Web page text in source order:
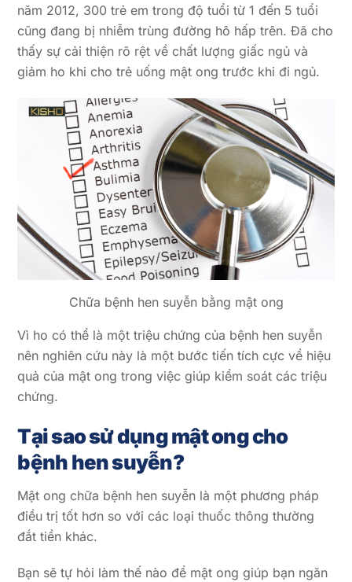
năm 2012, 300 trẻ em trong độ tuổi từ 1 đến 5 tuổi
cũng đang bị nhiễm trùng đường hô hấp trên. Đã cho
thấy sự cải thiện rõ rệt về chất lượng giấc ngủ và
giảm ho khi cho trẻ uống mật ong trước khi đi ngủ.
Chữa bệnh hen suyễn bằng mật ong
Vì ho có thể là một triệu chứng của bệnh hen suyễn
nên nghiên cứu này là một bước tiến tích cực về hiệu
quả của mật ong trong việc giúp kiểm soát các triệu
chứng.
Tại sao sử dụng mật ong cho
bệnh hen suyễn?
Mật ong chữa bệnh hen suyễn là một phương pháp
điều trị tốt hơn so với các loại thuốc thông thường
đắt tiền khác.
Bạn sẽ tự hỏi làm thế nào để mật ong giúp bạn ngăn